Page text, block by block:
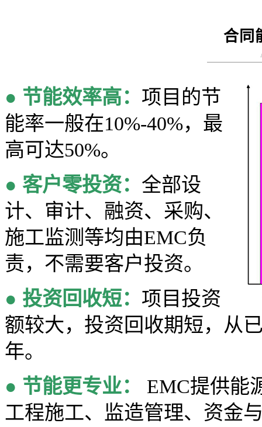
合同
● 节能效率高： 项目的节
能率一般在10%-40%，最
高可达50%。
● 客户零投资： 全部设
计、审计、融资、采购、
施工监测等均由EMC负
责，不需要客户投资。
● 投资回收短： 项目投资
额较大，投资回收期短，从
年。
● 节能更专业：
EMC提供能
工程施工、监造管理、资金